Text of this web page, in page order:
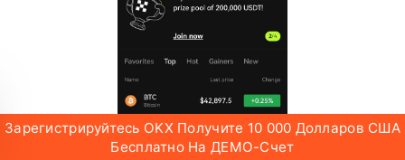
Зарегистрируйтесь OKX Получите 10 000 Долларов США
Бесплатно На ДЕМО-Счет